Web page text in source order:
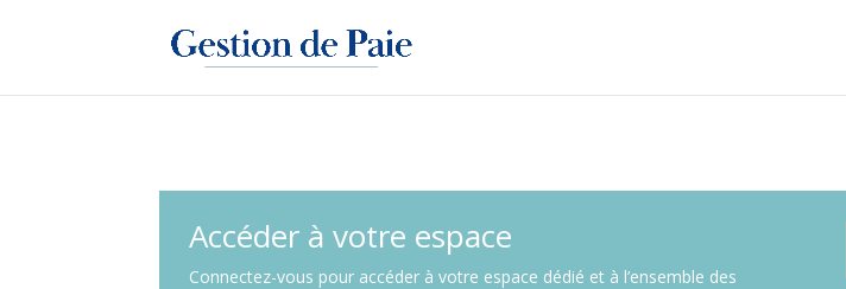
Accéder à votre espace
Connectez-vous pour accéder à votre espace dédié et à l’ensemble des